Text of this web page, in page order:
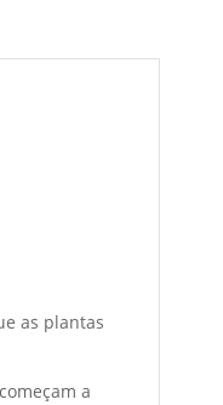
as plantas
a